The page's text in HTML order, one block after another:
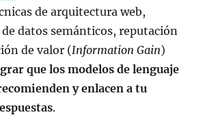
de arquitectura web,
datos semánticos, reputación
de valor (Information Gain)
que los modelos de lenguaje
y enlacen a tu
.